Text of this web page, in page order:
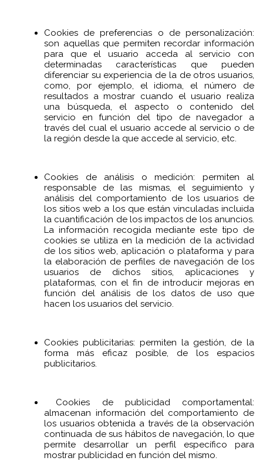
Cookies de preferencias o de personalización:
son aquellas que permiten recordar información
para que el usuario acceda al servicio con
determinadas características que pueden
diferenciar su experiencia de la de otros usuarios,
como, por ejemplo, el idioma, el número de
resultados a mostrar cuando el usuario realiza
una búsqueda, el aspecto o contenido del
servicio en función del tipo de navegador a
través del cual el usuario accede al servicio o de
la región desde la que accede al servicio, etc.
Cookies de análisis o medición: permiten al
responsable de las mismas, el seguimiento y
análisis del comportamiento de los usuarios de
los sitios web a los que están vinculadas incluida
la cuantificación de los impactos de los anuncios.
La información recogida mediante este tipo de
cookies se utiliza en la medición de la actividad
de los sitios web, aplicación o plataforma y para
la elaboración de perfiles de navegación de los
usuarios de dichos sitios, aplicaciones y
plataformas, con el fin de introducir mejoras en
función del análisis de los datos de uso que
hacen los usuarios del servicio.
Cookies publicitarias: permiten la gestión, de la
forma más eficaz posible, de los espacios
publicitarios.
Cookies de publicidad comportamental:
almacenan información del comportamiento de
los usuarios obtenida a través de la observación
continuada de sus hábitos de navegación, lo que
permite desarrollar un perfil específico para
mostrar publicidad en función del mismo.